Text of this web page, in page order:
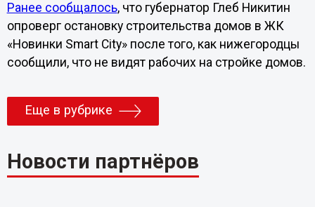
Ранее сообщалось, что губернатор Глеб Никитин
опроверг остановку строительства домов в ЖК
«Новинки Smart City» после того, как нижегородцы
сообщили, что не видят рабочих на стройке домов.
Еще в рубрике
Новости партнёров